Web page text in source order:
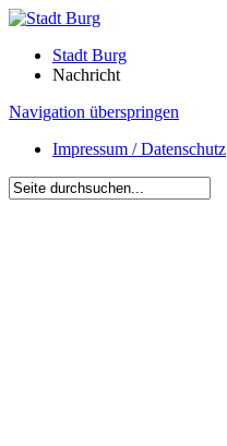
Stadt Burg
Nachricht
Navigation überspringen
Impressum / Datenschutz